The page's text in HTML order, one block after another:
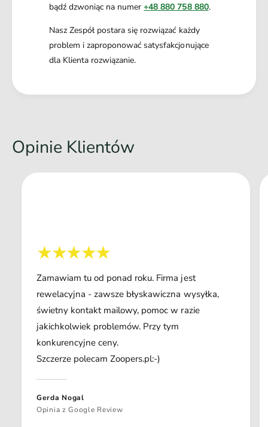
bądź dzwoniąc na numer+48 880 758 880.
Nasz Zespół postara się rozwiązać każdy
problem i zaproponować satysfakcjonujące
dla Klienta rozwiązanie.
Opinie Klientów
Zamawiam tu od ponad roku. Firma jest
rewelacyjna - zawsze błyskawiczna wysyłka,
świetny kontakt mailowy, pomoc w razie
jakichkolwiek problemów. Przy tym
konkurencyjne ceny.
Szczerze polecam Zoopers.pl:-)
Gerda Nogal
Opinia z Google Review